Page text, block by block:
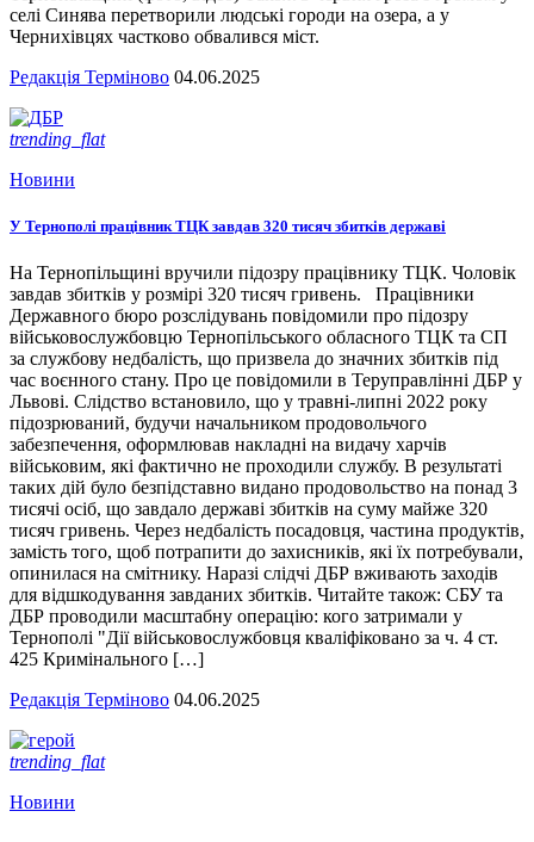
селі Синява перетворили людські городи на озера, а у
Чернихівцях частково обвалився міст.
Редакція Терміново 04.06.2025
trending_flat
Новини
У Тернополі працівник ТЦК завдав 320 тисяч збитків державі
На Тернопільщині вручили підозру працівнику ТЦК. Чоловік
завдав збитків у розмірі 320 тисяч гривень. Працівники
Державного бюро розслідувань повідомили про підозру
військовослужбовцю Тернопільського обласного ТЦК та СП
за службову недбалість, що призвела до значних збитків під
час воєнного стану. Про це повідомили в Теруправлінні ДБР у
Львові. Слідство встановило, що у травні-липні 2022 року
підозрюваний, будучи начальником продовольчого
забезпечення, оформлював накладні на видачу харчів
військовим, які фактично не проходили службу. В результаті
таких дій було безпідставно видано продовольство на понад 3
тисячі осіб, що завдало державі збитків на суму майже 320
тисяч гривень. Через недбалість посадовця, частина продуктів,
замість того, щоб потрапити до захисників, які їх потребували,
опинилася на смітнику. Наразі слідчі ДБР вживають заходів
для відшкодування завданих збитків. Читайте також: СБУ та
ДБР проводили масштабну операцію: кого затримали у
Тернополі "Дії військовослужбовця кваліфіковано за ч. 4 ст.
425 Кримінального […]
Редакція Терміново 04.06.2025
trending_flat
Новини